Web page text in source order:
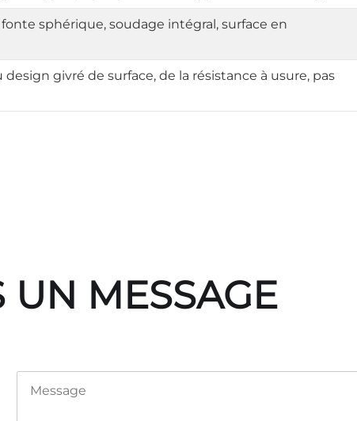
sphérique, soudage intégral, surface en
givré de surface, de la résistance à usure, pas
UN MESSAGE